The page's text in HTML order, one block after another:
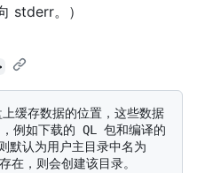
stderr。）
例如下载的 QL 包和编译的
默认为用户主目录中名为